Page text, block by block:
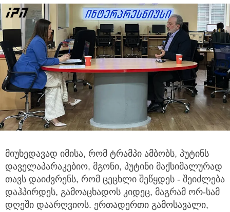
მიუხედავად იმისა, რომ ტრამპი ამბობს, პუტინს
დაველაპარაკებიო, მგონი, პუტინი მაქსიმალურად
თავს დაიძვრენს, რომ ცეცხლი შეწყდეს - შეიძლება
დაჰპირდეს, გამოაცხადოს კიდეც, მაგრამ ორ-სამ
დღეში დაარღვიოს. ერთადერთი გამოსავალი,